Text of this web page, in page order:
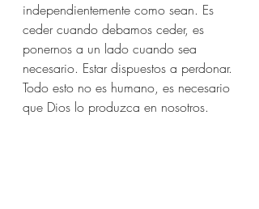
independientemente como sean. Es
ceder cuando debamos ceder, es
ponernos a un lado cuando sea
necesario. Estar dispuestos a perdonar.
Todo esto no es humano, es necesario
que Dios lo produzca en nosotros.